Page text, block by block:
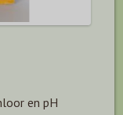
en pH